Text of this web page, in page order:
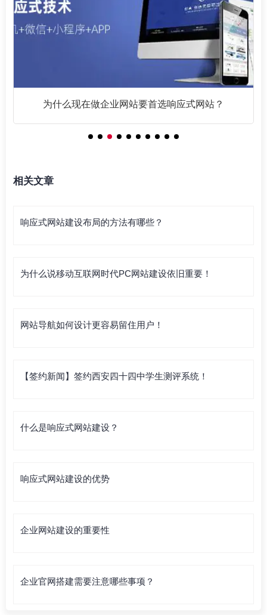
为什么现在做企业网站要首选响应式网站？
相关文章
响应式网站建设布局的方法有哪些？
为什么说移动互联网时代PC网站建设依旧重要！
网站导航如何设计更容易留住用户！
【签约新闻】签约西安四十四中学生测评系统！
什么是响应式网站建设？
响应式网站建设的优势
企业网站建设的重要性
企业官网搭建需要注意哪些事项？